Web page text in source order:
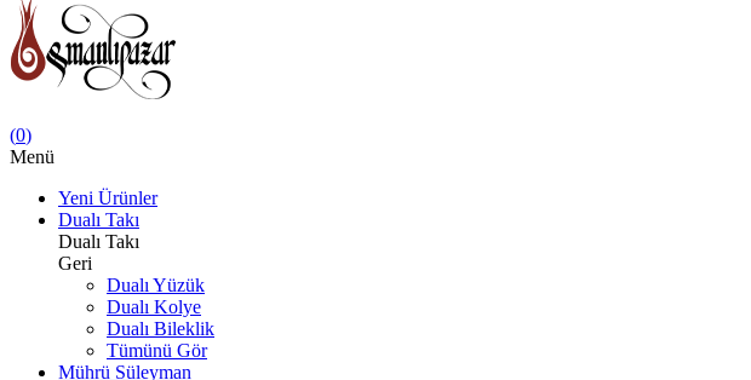
(0)
Menü
Yeni Ürünler
Dualı Takı
Dualı Takı
Geri
Dualı Yüzük
Dualı Kolye
Dualı Bileklik
Tümünü Gör
Mührü Süleyman